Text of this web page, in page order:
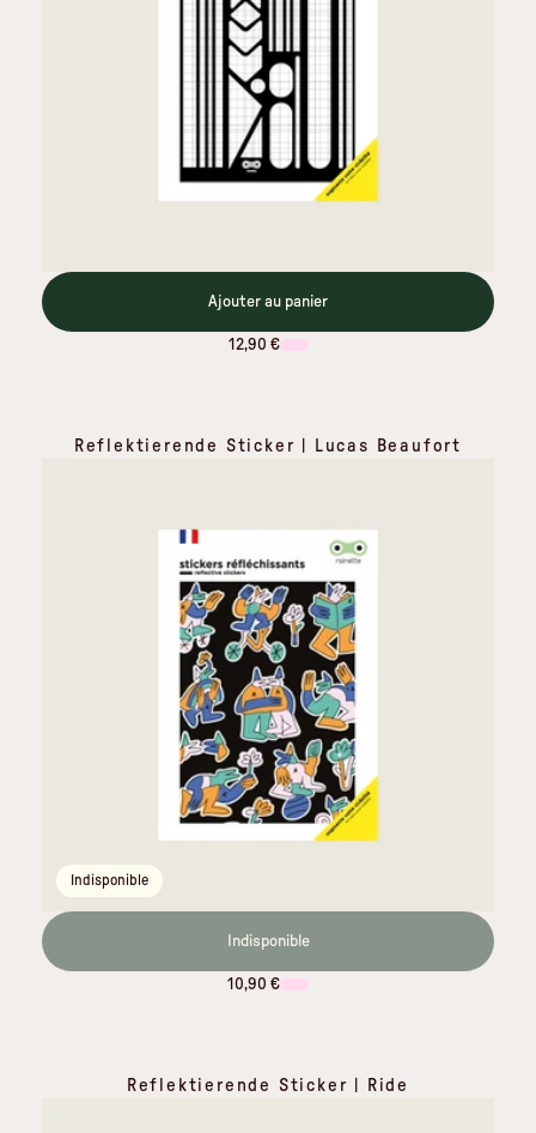
Ajouter au panier
12,90 €
Reflektierende Sticker | Lucas Beaufort
Indisponible
Indisponible
10,90 €
Reflektierende Sticker | Ride